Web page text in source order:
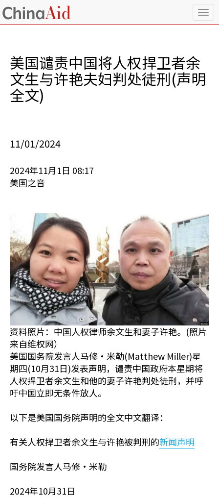
T
o
n
a
美国谴责中国将人权捍卫者余
文生与许艳夫妇判处徒刑(声明
全文)
11/01/2024
2024年11月1日 08:17
美国之音
资料照片：中国人权律师余文生和妻子许艳。(照片
来自维权网）
美国国务院发言人马修·米勒(Matthew Miller)星
期四(10月31日)发表声明，谴责中国政府本星期将
人权捍卫者余文生和他的妻子许艳判处徒刑，并呼
吁中国立即无条件放人。
以下是美国国务院声明的全文中文翻译：
有关人权捍卫者余文生与许艳被判刑的新闻声明
国务院发言人马修·米勒
2024年10月31日